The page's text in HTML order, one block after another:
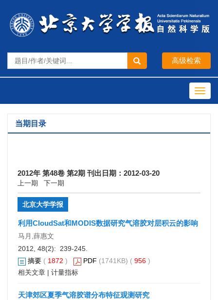
当期目录
2012年 第48卷 第2期 刊出日期：2012-03-20
上一期 下一期
北京大学学报
利用CloudSat和MODIS数据研究气溶胶对层积云的影响
马月,薛惠文
2012, 48(2): 239-245.
摘要 ( 1872 ) PDF (1741KB) ( 956 )
相关文章 | 计量指标
天津郊区夏季气溶胶谱分布特征观测研究